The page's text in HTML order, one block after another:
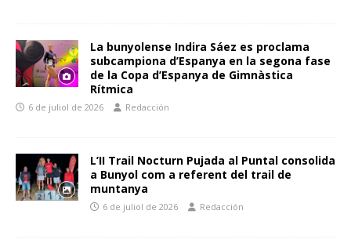
La bunyolense Indira Sáez es proclama
subcampiona d’Espanya en la segona fase
de la Copa d’Espanya de Gimnàstica
Rítmica
6 de juliol de 2026 Redacción
L’II Trail Nocturn Pujada al Puntal consolida
a Bunyol com a referent del trail de
muntanya
6 de juliol de 2026 Redacción